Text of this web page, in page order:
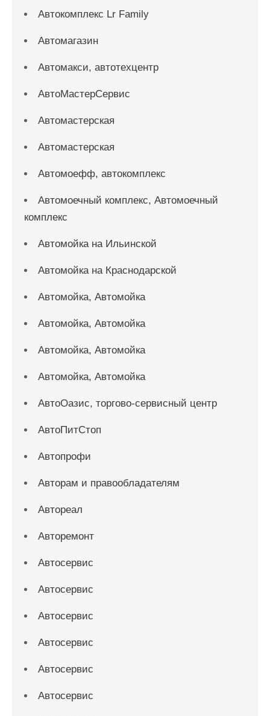
Автокомплекс Lr Family
Автомагазин
Автомакси, автотехцентр
АвтоМастерСервис
Автомастерская
Автомастерская
Автомоефф, автокомплекс
Автомоечный комплекс, Автомоечный
комплекс
Автомойка на Ильинской
Автомойка на Краснодарской
Автомойка, Автомойка
Автомойка, Автомойка
Автомойка, Автомойка
Автомойка, Автомойка
АвтоОазис, торгово-сервисный центр
АвтоПитСтоп
Автопрофи
Авторам и правообладателям
Автореал
Авторемонт
Автосервис
Автосервис
Автосервис
Автосервис
Автосервис
Автосервис